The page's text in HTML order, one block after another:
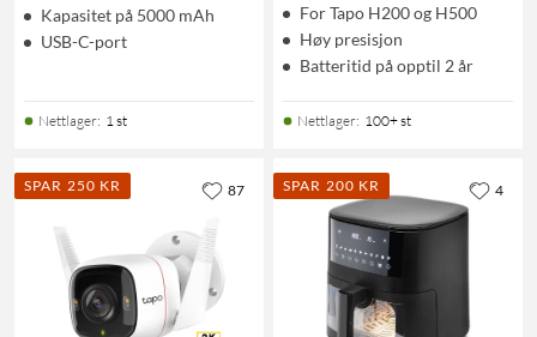
Kapasitet på 5000 mAh
USB-C-port
Nettlager: 1 st
For Tapo H200 og H500
Høy presisjon
Batteritid på opptil 2 år
Nettlager: 100+ st
SPAR 250 KR 87 SPAR 200 KR 4